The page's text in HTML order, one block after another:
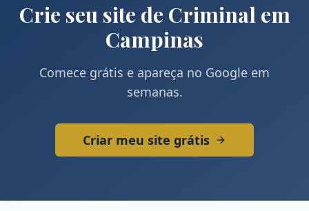
Crie seu site de Criminalem
Campinas
Comece grátis e apareça no Google em
semanas.
Criar meu site grátis